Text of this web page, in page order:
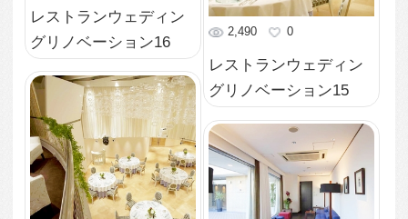
1,954
レストランウェディン
グリノベーション08
2,139
レストランウェディン
グリノベーション07